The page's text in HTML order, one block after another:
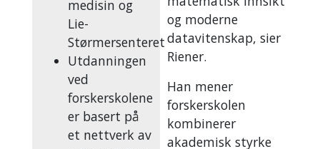
medisin og
Lie-
Størmersenteret
Utdanningen
ved
forskerskolene
er basert på
et nettverk av
og moderne
datavitenskap, sier
Riener.
Han mener
forskerskolen
kombinerer
akademisk styrke